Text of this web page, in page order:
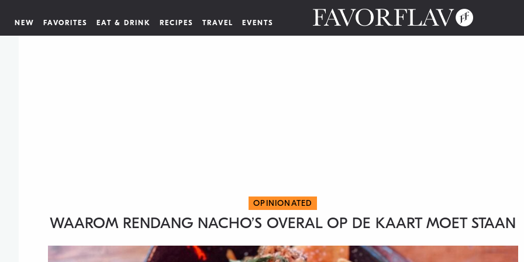
NEW FAVORITES EAT & DRINK RECIPES TRAVEL EVENTS
OPINIONATED
WAAROM RENDANG NACHO’S OVERAL OP DE KAART MOET STAAN